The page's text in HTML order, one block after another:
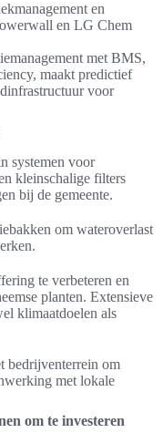
en
en LG Chem
met BMS,
maakt predictief
voor
systemen voor
kleinschalige filters
bij de gemeente.
om wateroverlast
te verbeteren en
planten. Extensieve
klimaatdoelen als
bedrijventerrein om
met lokale
om te investeren